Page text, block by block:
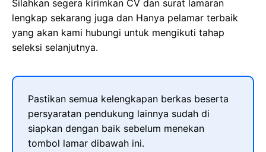
Silahkan segera kirimkan CV dan surat lamaran
lengkap sekarang juga dan Hanya pelamar terbaik
yang akan kami hubungi untuk mengikuti tahap
seleksi selanjutnya.
Pastikan semua kelengkapan berkas beserta
persyaratan pendukung lainnya sudah di
siapkan dengan baik sebelum menekan
tombol lamar dibawah ini.